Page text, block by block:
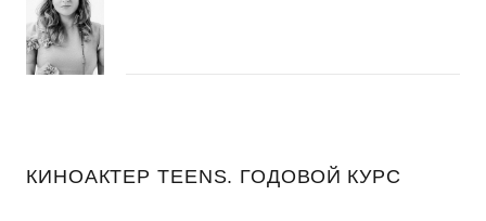
КИНОАКТЕР TEENS. ГОДОВОЙ КУРС